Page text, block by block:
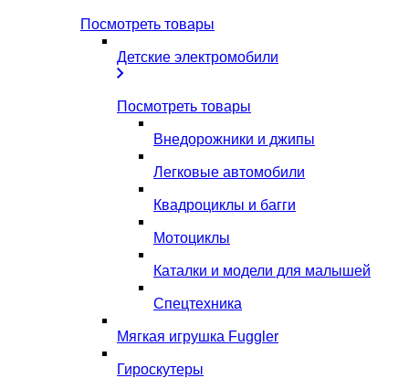
Посмотреть товары
Детские электромобили
Посмотреть товары
Внедорожники и джипы
Легковые автомобили
Квадроциклы и багги
Мотоциклы
Каталки и модели для малышей
Спецтехника
Мягкая игрушка Fuggler
Гироскутеры